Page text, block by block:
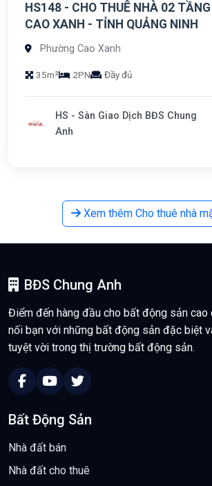
HS148 - CHO THUÊ NHÀ 02
CAO XANH - TỈNH QUẢNG NINH
Phường Cao Xanh
35m² 2PN Đầy đủ
HS - Sàn Giao Dịch BĐS Chung
Anh
Xem thêm Cho thuê nhà
BĐS Chung Anh
Điểm đến hàng đầu cho bất động sản cao
nối bạn với những bất động sản đặc biệt
tuyệt vời trong thị trường bất động sản.
Bất Động Sản
Nhà đất bán
Nhà đất cho thuê